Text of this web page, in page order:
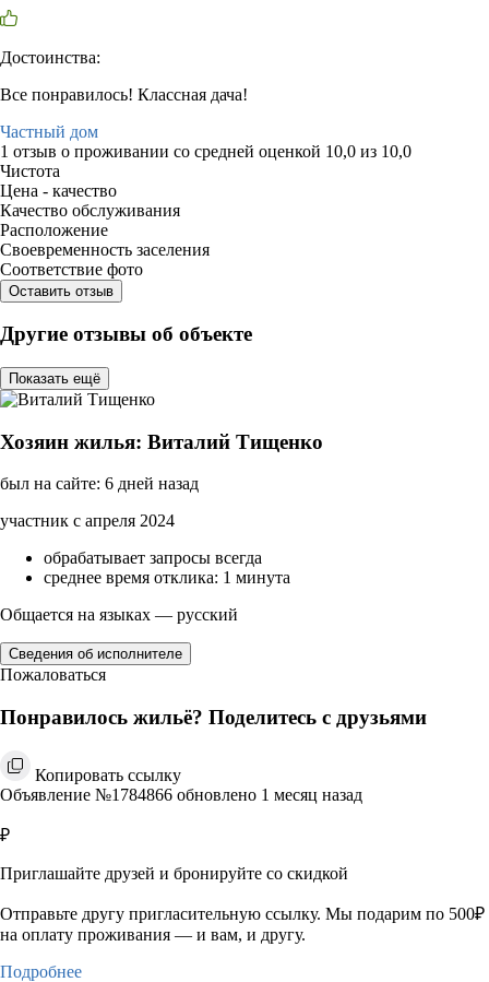
Достоинства:
Все понравилось! Классная дача!
Частный дом
1 отзыв о проживании со средней оценкой 10,0 из 10,0
Чистота
Цена - качество
Качество обслуживания
Расположение
Своевременность заселения
Соответствие фото
Оставить отзыв
Другие отзывы об объекте
Показать ещё
Хозяин жилья: Виталий Тищенко
был на сайте: 6 дней назад
участник с апреля 2024
обрабатывает запросы всегда
среднее время отклика: 1 минута
Общается на языках — русский
Сведения об исполнителе
Пожаловаться
Понравилось жильё? Поделитесь с друзьями
Копировать ссылку
Объявление №1784866 обновлено 1 месяц назад
₽
Приглашайте друзей и бронируйте со скидкой
Отправьте другу пригласительную ссылку. Мы подарим по 500₽
на оплату проживания — и вам, и другу.
Подробнее